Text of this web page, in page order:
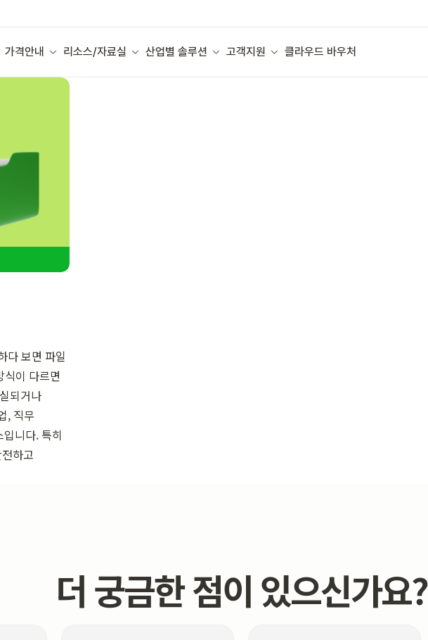
가격안내 리소스/자료실 산업별 솔루션 고객지원 클라우드 바우처
다 보면 파일
이 다르면
되거나
, 직무
니다. 특히
하고
더 궁금한 점이 있으신가요?